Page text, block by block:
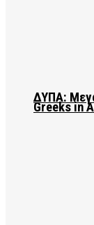
Greeks in
ΔΥΠΑ: